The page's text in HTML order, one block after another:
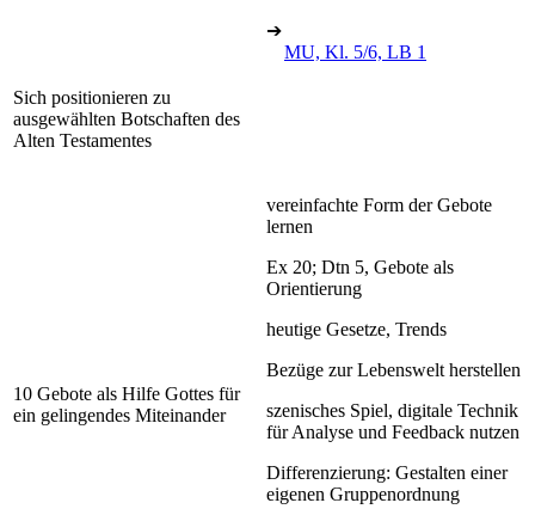
➔
MU, Kl. 5/6, LB 1
Sich positionieren zu
ausgewählten Botschaften des
Alten Testamentes
10 Gebote als Hilfe Gottes für
ein gelingendes Miteinander
vereinfachte Form der Gebote
lernen
Ex 20; Dtn 5, Gebote als
Orientierung
heutige Gesetze, Trends
Bezüge zur Lebenswelt herstellen
szenisches Spiel, digitale Technik
für Analyse und Feedback nutzen
Differenzierung: Gestalten einer
eigenen Gruppenordnung